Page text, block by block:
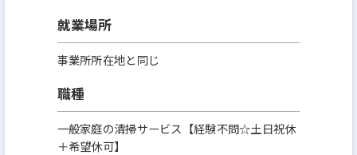
就業場所
事業所所在地と同じ
職種
一般家庭の清掃サービス【経験不問☆土日祝休
＋希望休可】